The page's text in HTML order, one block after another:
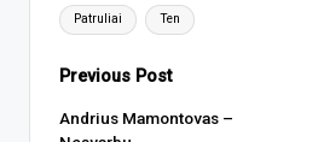
Tags:
Patruliai Ten
Post
navigation
Previous Post
Andrius Mamontovas –